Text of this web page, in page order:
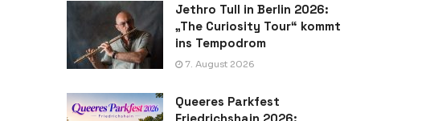
Jethro Tull in Berlin 2026:
„The Curiosity Tour“ kommt
ins Tempodrom
7. August 2026
Queeres Parkfest
Friedrichshain 2026: